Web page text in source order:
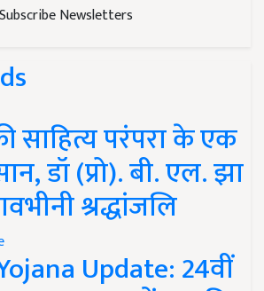
Subscribe Newsletters
साहित्य परंपरा के एक
डॉ (प्रो). बी. एल. झा
श्रद्धांजलि
Update: 24वीं